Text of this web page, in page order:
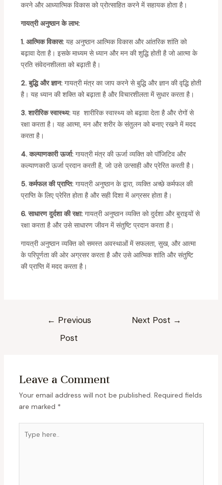
करने और आध्यात्मिक विकास को प्रोत्साहित करने में सहायक होता है।
गायत्री अनुष्ठान के लाभ:
1. आत्मिक विकास: यह अनुष्ठान आत्मिक विकास और आंतरिक शांति को
बढ़ावा देता है। इसके माध्यम से ध्यान और मन की शुद्धि होती है जो आत्मा के
प्रति संवेदनशीलता को बढ़ाती है।
2. बुद्धि और ज्ञान:गायत्री मंत्र का जाप करने से बुद्धि और ज्ञान की वृद्धि होती
है। यह ध्यान की शक्ति को बढ़ाता है और विचारशीलता में सुधार करता है।
3. शारीरिक स्वास्थ्य:यह शारीरिक स्वास्थ्य को बढ़ावा देता है और रोगों से
रक्षा करता है। यह आत्मा, मन और शरीर के संतुलन को बनाए रखने में मदद
करता है।
4. कल्याणकारी ऊर्जा:गायत्री मंत्र की ऊर्जा व्यक्ति को पॉजिटिव और
कल्याणकारी ऊर्जा प्रदान करती है, जो उसे उत्साही और प्रेरित करती है।
5. कर्मफल की प्राप्ति:गायत्री अनुष्ठान के द्वारा, व्यक्ति अच्छे कर्मफल की
प्राप्ति के लिए प्रेरित होता है और सही दिशा में अग्रसर होता है।
6. साधारण दुर्दशा की रक्षा:गायत्री अनुष्ठान व्यक्ति को दुर्दशा और बुराइयों से
रक्षा करता है और उसे साधारण जीवन में संतुष्टि प्रदान करता है।
गायत्री अनुष्ठान व्यक्ति को समस्त अवस्थाओं में सफलता, सुख, और आत्मा
के परिपूर्णता की ओर अग्रसर करता है और उसे आत्मिक शांति और संतुष्टि
की प्राप्ति में मदद करता है।
← Previous
Post
Next Post →
Leave a Comment
Your email address will not be published. Required fields
are marked *